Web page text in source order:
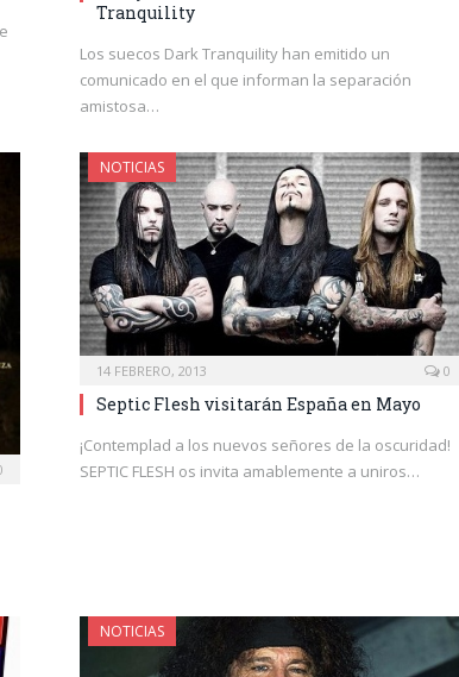
Tranquility
Los suecos Dark Tranquility han emitido un
comunicado en el que informan la separación
amistosa…
NOTICIAS
14 FEBRERO, 2013 0
Septic Flesh visitarán España en Mayo
¡Contemplad a los nuevos señores de la oscuridad!
SEPTIC FLESH os invita amablemente a uniros…
NOTICIAS